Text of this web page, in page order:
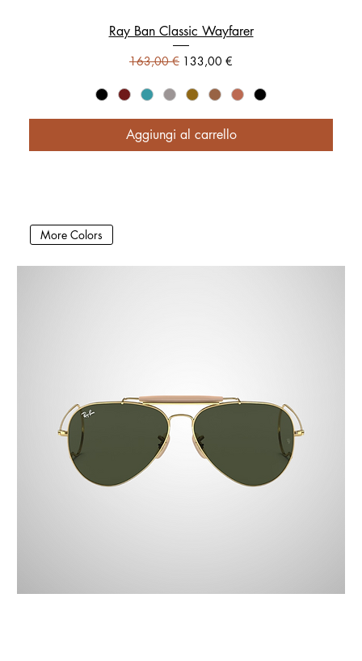
Ray Ban Classic Wayfarer
Prezzo regolare
163,00 € Prezzo scontato
133,00 €
Aggiungi al carrello
More Colors